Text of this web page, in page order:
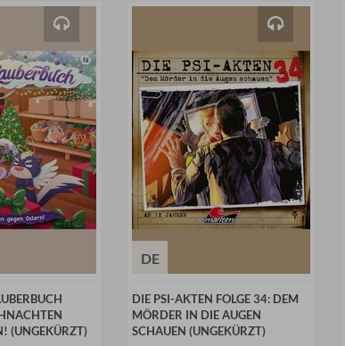
(UNGEKÜRZT)
DE
DIE PSI-AKTEN FOLGE 34: DEM
MÖRDER IN DIE AUGEN
SCHAUEN (UNGEKÜRZT)